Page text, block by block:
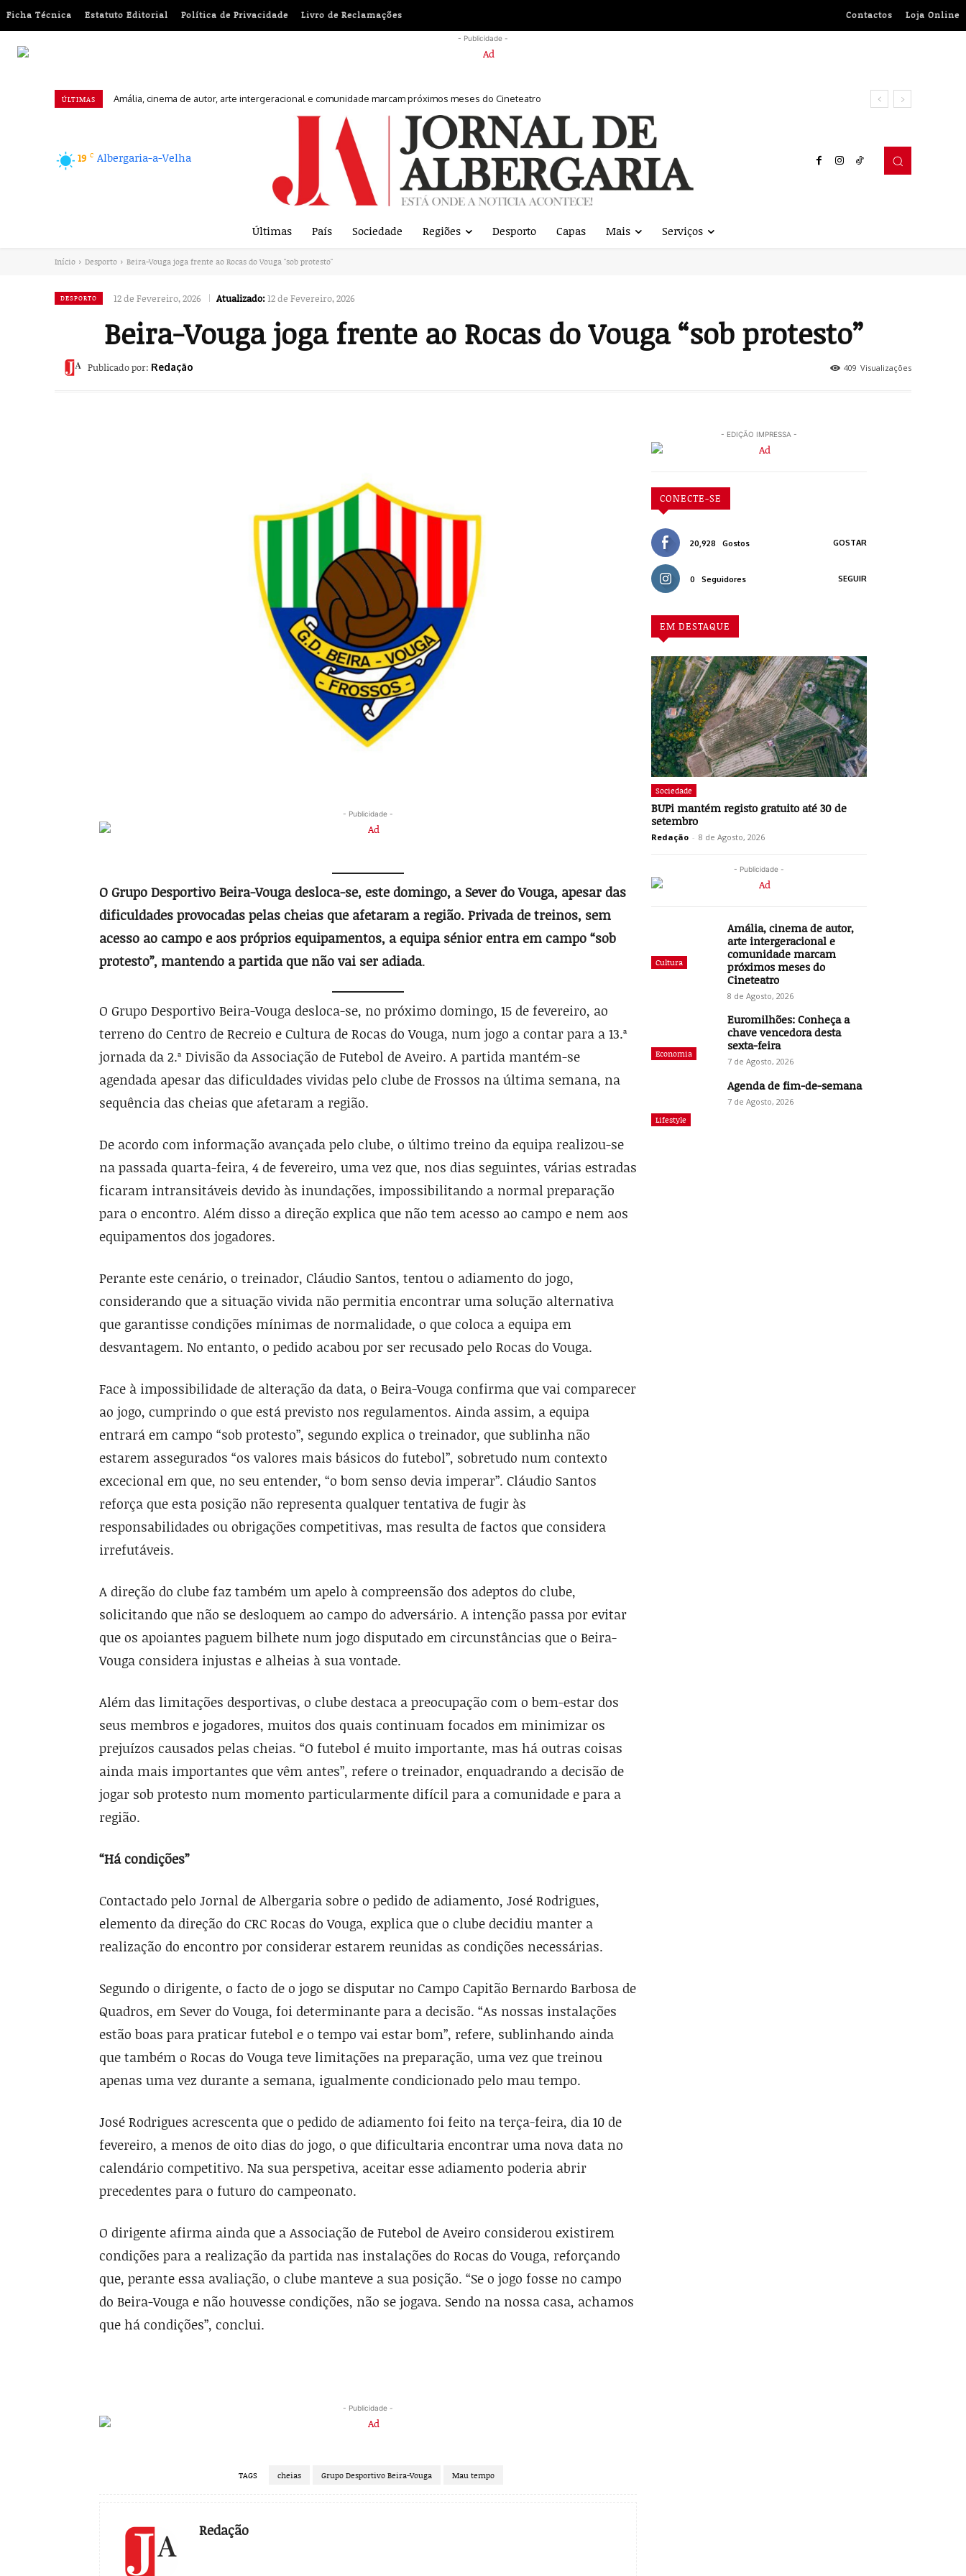
Contactos Loja Online
Ficha Técnica Estatuto Editorial Política de Privacidade Livro de Reclamações
- Publicidade -
ÚLTIMAS Amália, cinema de autor, arte intergeracional e comunidade marcam próximos meses do Cineteatro
Euromilhões: Conheça a chave vencedora desta sexta-feira
19 C Albergaria-a-Velha
Últimas País Sociedade Regiões Desporto Capas Mais Serviços
Início Desporto Beira-Vouga joga frente ao Rocas do Vouga "sob protesto"
DESPORTO 12 de Fevereiro, 2026 Atualizado:12 de Fevereiro, 2026
Beira-Vouga joga frente ao Rocas do Vouga “sob protesto”
409 Visualizações
Publicado por: Redação
- Publicidade -
O Grupo Desportivo Beira-Vouga desloca-se, este domingo, a Sever do Vouga, apesar das
dificuldades provocadas pelas cheias que afetaram a região. Privada de treinos, sem
acesso ao campo e aos próprios equipamentos, a equipa sénior entra em campo “sob
protesto”, mantendo a partida que não vai ser adiada.
O Grupo Desportivo Beira-Vouga desloca-se, no próximo domingo, 15 de fevereiro, ao
terreno do Centro de Recreio e Cultura de Rocas do Vouga, num jogo a contar para a 13.ª
jornada da 2.ª Divisão da Associação de Futebol de Aveiro. A partida mantém-se
agendada apesar das dificuldades vividas pelo clube de Frossos na última semana, na
sequência das cheias que afetaram a região.
De acordo com informação avançada pelo clube, o último treino da equipa realizou-se
na passada quarta-feira, 4 de fevereiro, uma vez que, nos dias seguintes, várias estradas
ficaram intransitáveis devido às inundações, impossibilitando a normal preparação
para o encontro. Além disso a direção explica que não tem acesso ao campo e nem aos
equipamentos dos jogadores.
Perante este cenário, o treinador, Cláudio Santos, tentou o adiamento do jogo,
considerando que a situação vivida não permitia encontrar uma solução alternativa
que garantisse condições mínimas de normalidade, o que coloca a equipa em
desvantagem. No entanto, o pedido acabou por ser recusado pelo Rocas do Vouga.
Face à impossibilidade de alteração da data, o Beira-Vouga confirma que vai comparecer
ao jogo, cumprindo o que está previsto nos regulamentos. Ainda assim, a equipa
entrará em campo “sob protesto”, segundo explica o treinador, que sublinha não
estarem assegurados “os valores mais básicos do futebol”, sobretudo num contexto
excecional em que, no seu entender, “o bom senso devia imperar”. Cláudio Santos
reforça que esta posição não representa qualquer tentativa de fugir às
responsabilidades ou obrigações competitivas, mas resulta de factos que considera
irrefutáveis.
A direção do clube faz também um apelo à compreensão dos adeptos do clube,
solicitando que não se desloquem ao campo do adversário. A intenção passa por evitar
que os apoiantes paguem bilhete num jogo disputado em circunstâncias que o Beira-
Vouga considera injustas e alheias à sua vontade.
Além das limitações desportivas, o clube destaca a preocupação com o bem-estar dos
seus membros e jogadores, muitos dos quais continuam focados em minimizar os
prejuízos causados pelas cheias. “O futebol é muito importante, mas há outras coisas
ainda mais importantes que vêm antes”, refere o treinador, enquadrando a decisão de
jogar sob protesto num momento particularmente difícil para a comunidade e para a
região.
“Há condições”
Contactado pelo Jornal de Albergaria sobre o pedido de adiamento, José Rodrigues,
elemento da direção do CRC Rocas do Vouga, explica que o clube decidiu manter a
realização do encontro por considerar estarem reunidas as condições necessárias.
Segundo o dirigente, o facto de o jogo se disputar no Campo Capitão Bernardo Barbosa de
Quadros, em Sever do Vouga, foi determinante para a decisão. “As nossas instalações
estão boas para praticar futebol e o tempo vai estar bom”, refere, sublinhando ainda
que também o Rocas do Vouga teve limitações na preparação, uma vez que treinou
apenas uma vez durante a semana, igualmente condicionado pelo mau tempo.
José Rodrigues acrescenta que o pedido de adiamento foi feito na terça-feira, dia 10 de
fevereiro, a menos de oito dias do jogo, o que dificultaria encontrar uma nova data no
calendário competitivo. Na sua perspetiva, aceitar esse adiamento poderia abrir
precedentes para o futuro do campeonato.
O dirigente afirma ainda que a Associação de Futebol de Aveiro considerou existirem
condições para a realização da partida nas instalações do Rocas do Vouga, reforçando
que, perante essa avaliação, o clube manteve a sua posição. “Se o jogo fosse no campo
do Beira-Vouga e não houvesse condições, não se jogava. Sendo na nossa casa, achamos
que há condições”, conclui.
- Publicidade -
TAGS cheias Grupo Desportivo Beira-Vouga Mau tempo
Redação
- EDIÇÃO IMPRESSA -
CONECTE-SE
20,928 Gostos GOSTAR
0 Seguidores SEGUIR
EM DESTAQUE
Sociedade
BUPi mantém registo gratuito até 30 de
setembro
Redação - 8 de Agosto, 2026
- Publicidade -
Cultura
Amália, cinema de autor,
arte intergeracional e
comunidade marcam
próximos meses do
Cineteatro
8 de Agosto, 2026
Economia
Euromilhões: Conheça a
chave vencedora desta
sexta-feira
7 de Agosto, 2026
Lifestyle
Agenda de fim-de-semana
7 de Agosto, 2026